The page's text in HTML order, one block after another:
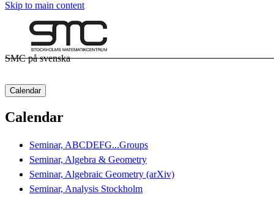
Skip to main content
SMC på svenska
Calendar
Calendar
Seminar, ABCDEFG...Groups
Seminar, Algebra & Geometry
Seminar, Algebraic Geometry (arXiv)
Seminar, Analysis Stockholm